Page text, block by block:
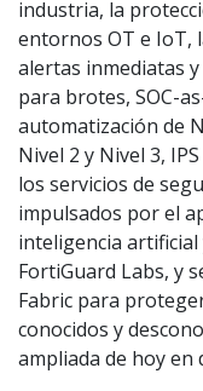
industria, la
entornos OT e IoT,
alertas inmediatas
para brotes, SOC-
automatización de
Nivel 2 y Nivel 3,
los servicios de
impulsados por el
inteligencia
FortiGuard Labs, y
Fabric para
conocidos y
ampliada de hoy en